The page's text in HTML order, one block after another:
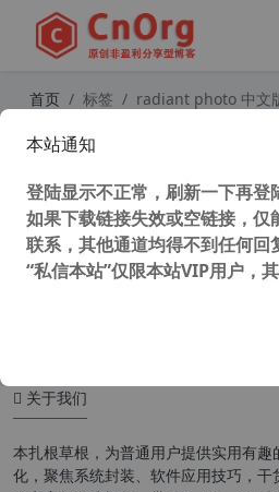
首页 标签 radiant photo 中文
Radiant
PS中文滤镜
关于我们
本扎根草根，为普通用户提供实用有
化，聚焦系统封装、软件应用技巧，
本站通知
登陆显示不正常，刷新一下再登
如果下载链接失效或空链接，仅
联系，其他通道均得不到任何
“私信本站”仅限本站VIP用户，